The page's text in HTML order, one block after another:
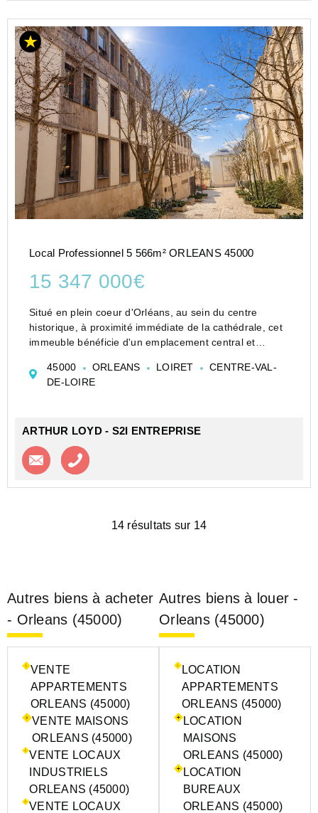
Local Professionnel 5 566m² ORLEANS 45000
15 347 000€
Situé en plein coeur d'Orléans, au sein du centre
historique, à proximité immédiate de la cathédrale, cet
immeuble bénéficie d'un emplacement central et
L'actif profite d'une accessibilité ...
45000 ORLEANS LOIRET
CENTRE-VAL-
DE-LOIRE
ARTHUR LOYD - S2I ENTREPRISE
Contacter l'agence
14 résultats sur 14
Autres biens à acheter
- Orleans (45000)
VENTE
APPARTEMENTS
ORLEANS (45000)
VENTE MAISONS
ORLEANS (45000)
VENTE LOCAUX
INDUSTRIELS
ORLEANS (45000)
VENTE LOCAUX
Autres biens à louer -
Orleans (45000)
LOCATION
APPARTEMENTS
ORLEANS (45000)
LOCATION
MAISONS
ORLEANS (45000)
LOCATION
BUREAUX
ORLEANS (45000)